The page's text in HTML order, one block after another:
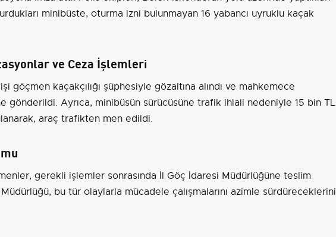
minibüste, oturma izni bulunmayan 16 yabancı uyruklu kaçak
ve Ceza İşlemleri
göçmen kaçakçılığı şüphesiyle gözaltına alındı ve mahkemece
gönderildi. Ayrıca, minibüsün sürücüsüne trafik ihlali nedeniyle 15 bin TL
araç trafikten men edildi.
gerekli işlemler sonrasında İl Göç İdaresi Müdürlüğüne teslim
bu tür olaylarla mücadele çalışmalarını azimle sürdüreceklerini